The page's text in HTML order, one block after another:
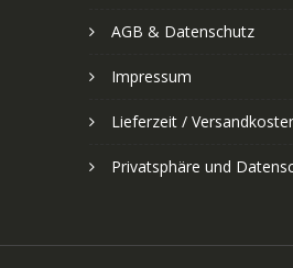
AGB & Datenschutz
Impressum
Lieferzeit /
Privatsphäre und